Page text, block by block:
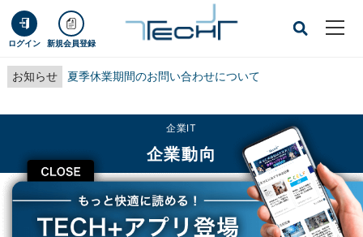
ログイン 新規会員登録
お知らせ 夏季休業期間のお問い合わせについて
CLOSE
企業IT
企業動向
TECH+ 企業IT
企業動向
ゆとり世代の新入社員が「職場」と「上司」に最も求めるものは?